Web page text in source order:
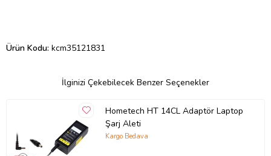
Ürün Kodu: kcm35121831
İlginizi Çekebilecek Benzer Seçenekler
Hometech HT 14CL Adaptör Laptop
Şarj Aleti
Kargo Bedava